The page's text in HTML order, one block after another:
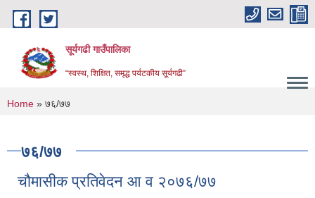
Skip to main content
सूर्यगढी गाउँपालिका
“स्वस्थ, शिक्षित, समृद्ध पर्यटकीय सूर्यगढी”
You are here
Home » ७६/७७
७६/७७
चौमासीक प्रतिवेदन आ व २०७६/७७